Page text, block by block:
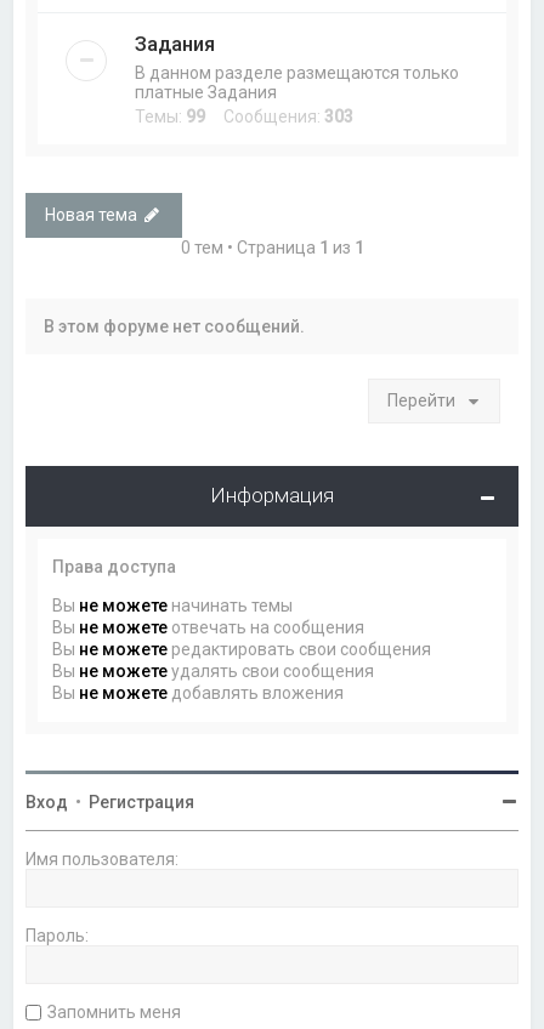
Задания
В данном разделе размещаются только
платные Задания
Темы: 99 Сообщения: 303
Новая тема
0 тем • Страница 1 из 1
В этом форуме нет сообщений.
Перейти
Информация
Права доступа
Вы не можете начинать темы
Вы не можете отвечать на сообщения
Вы не можете редактировать свои сообщения
Вы не можетеудалять свои сообщения
Вы не можете добавлять вложения
Вход • Регистрация
Имя пользователя:
Пароль:
Запомнить меня